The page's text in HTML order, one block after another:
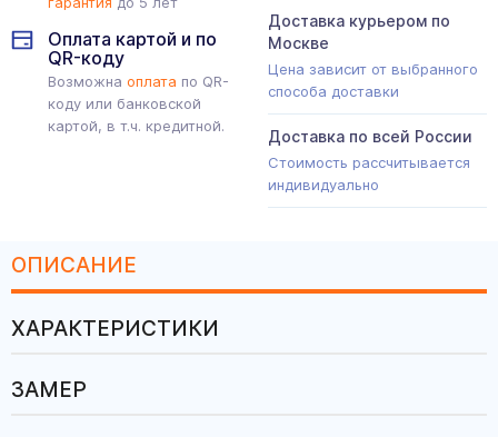
Оплата картой и по
QR-коду
Возможна оплата по QR-
коду или банковской
картой, в т.ч. кредитной.
Доставка курьером по
Москве
Цена зависит от выбранного
способа доставки
Доставка по всей России
Стоимость рассчитывается
индивидуально
ОПИСАНИЕ
ХАРАКТЕРИСТИКИ
ЗАМЕР